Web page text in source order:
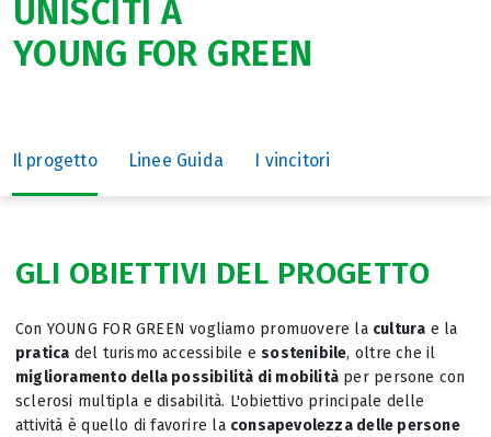
UNISCITI A
YOUNG FOR GREEN
Il progetto Linee Guida I vincitori
GLI OBIETTIVI DEL PROGETTO
Con YOUNG FOR GREEN vogliamo promuovere la cultura e la
pratica del turismo accessibile esostenibile, oltre che il
miglioramento della possibilità di mobilità per persone con
sclerosi multipla e disabilità. L'obiettivo principale delle
attività è quello di favorire la consapevolezza delle persone